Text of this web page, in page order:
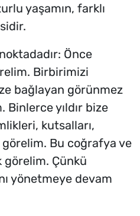
yaşamın, farklı
Önce
Birbirimizi
bağlayan görünmez
Binlerce yıldır bize
kutsalları,
görelim. Bu coğrafya ve
görelim. Çünkü
yönetmeye devam